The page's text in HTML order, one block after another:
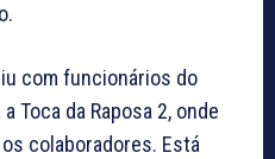
com funcionários do
Toca da Raposa 2, onde
colaboradores. Está